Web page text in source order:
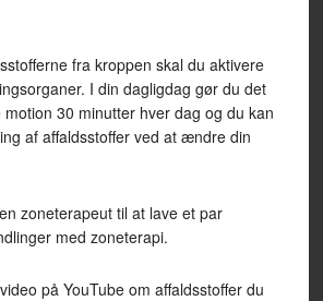
fra kroppen skal du aktivere
I din dagligdag gør du det
30 minutter hver dag og du kan
af affaldsstoffer ved at ændre din
zoneterapeut til at lave et par
med zoneterapi.
på YouTube om affaldsstoffer du